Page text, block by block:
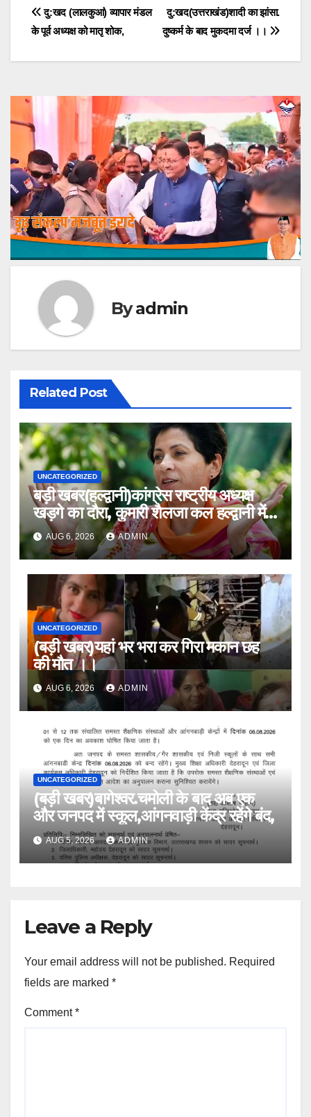
Post
navigation
दु:खद(उत्तराखंड)शादी का झांसा.
दुष्कर्म के बाद मुकदमा दर्ज ।।
दु:खद (लालकुआं) व्यापार मंडल
के पूर्व अध्यक्ष को मातृ शोक,
Byadmin
Related Post
UNCATEGORIZED
बड़ी खबर(हल्द्वानी)कांग्रेस राष्ट्रीय अध्यक्ष
खड़गे का दौरा, कुमारी शैलजा कल हल्द्वानी में
।।AUG 6, 2026 ADMIN
UNCATEGORIZED
(बड़ी खबर)यहां भर भरा कर गिरा मकान छह
की मौत ।।
AUG 6, 2026 ADMIN
UNCATEGORIZED
(बड़ी खबर)बागेश्वर.चमोली के बाद अब एक
और जनपद में स्कूल,आंगनवाड़ी केंद्र रहेंगे बंद,
AUG 5, 2026 ADMIN
Leave a Reply
Your email address will not be published. Required
fields are marked *
Comment*